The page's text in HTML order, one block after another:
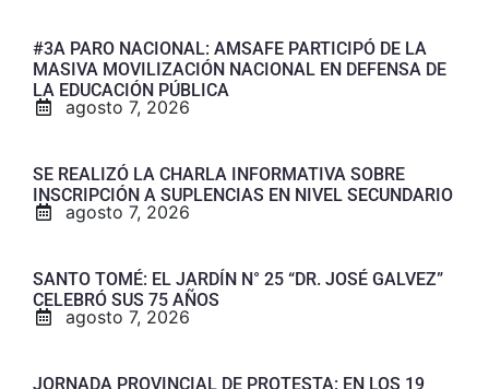
#3A PARO NACIONAL: AMSAFE PARTICIPÓ DE LA
MASIVA MOVILIZACIÓN NACIONAL EN DEFENSA DE
LA EDUCACIÓN PÚBLICA
agosto 7, 2026
SE REALIZÓ LA CHARLA INFORMATIVA SOBRE
INSCRIPCIÓN A SUPLENCIAS EN NIVEL SECUNDARIO
agosto 7, 2026
SANTO TOMÉ: EL JARDÍN N° 25 “DR. JOSÉ GALVEZ”
CELEBRÓ SUS 75 AÑOS
agosto 7, 2026
JORNADA PROVINCIAL DE PROTESTA: EN LOS 19